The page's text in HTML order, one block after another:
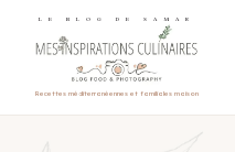
LE BLOG DE SAMAR
Recettes méditerranéennes et familiales maison